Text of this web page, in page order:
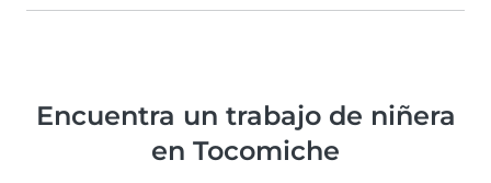
Encuentra un trabajo de niñera
en Tocomiche